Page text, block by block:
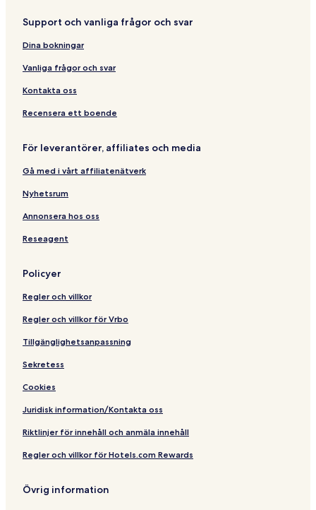
Support och vanliga frågor och svar
Dina bokningar
Vanliga frågor och svar
Kontakta oss
Recensera ett boende
För leverantörer, affiliates och media
Gå med i vårt affiliatenätverk
Nyhetsrum
Annonsera hos oss
Reseagent
Policyer
Regler och villkor
Regler och villkor för Vrbo
Tillgänglighetsanpassning
Sekretess
Cookies
Juridisk information/Kontakta oss
Riktlinjer för innehåll och anmäla innehåll
Regler och villkor för Hotels.com Rewards
Övrig information